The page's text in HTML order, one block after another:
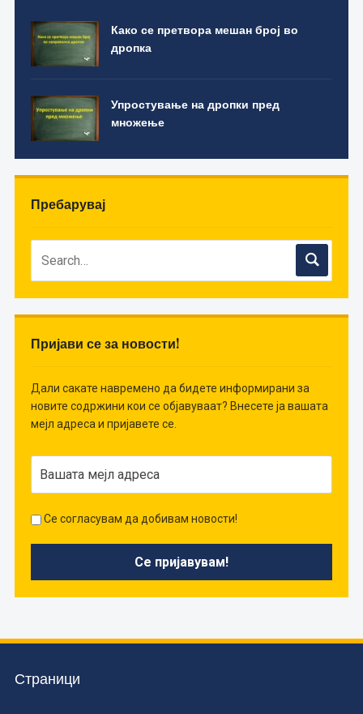
Како се претвора мешан број во
дропка
Упростување на дропки пред
множење
Пребарувај
Пријави се за новости!
Дали сакате навремено да бидете информирани за
новите содржини кои се објавуваат? Внесете ја вашата
мејл адреса и пријавете се.
Се согласувам да добивам новости!
Страници